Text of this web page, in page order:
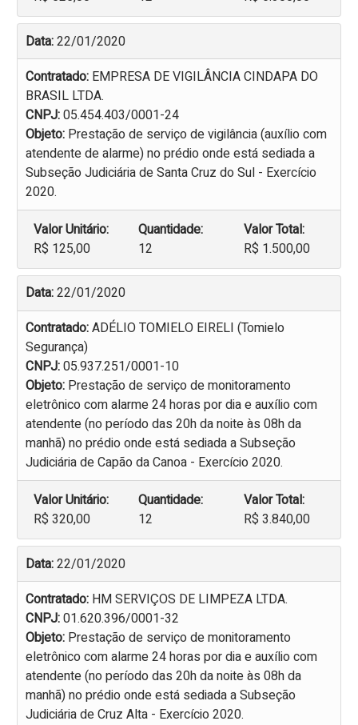
Data:22/01/2020
Contratado: EMPRESA DE VIGILÂNCIA CINDAPA DO
BRASIL LTDA.
CNPJ:05.454.403/0001-24
Objeto: Prestação de serviço de vigilância (auxílio com
atendente de alarme) no prédio onde está sediada a
Subseção Judiciária de Santa Cruz do Sul - Exercício
2020.
Valor Unitário:
R$ 125,00
Quantidade:
12
Valor Total:
R$ 1.500,00
Data:22/01/2020
Contratado:ADÉLIO TOMIELO EIRELI (Tomielo
Segurança)
CNPJ:05.937.251/0001-10
Objeto: Prestação de serviço de monitoramento
eletrônico com alarme 24 horas por dia e auxílio com
atendente (no período das 20h da noite às 08h da
manhã) no prédio onde está sediada a Subseção
Judiciária de Capão da Canoa - Exercício 2020.
Valor Unitário:
R$ 320,00
Quantidade:
12
Valor Total:
R$ 3.840,00
Data:22/01/2020
Contratado: HM SERVIÇOS DE LIMPEZA LTDA.
CNPJ:01.620.396/0001-32
Objeto: Prestação de serviço de monitoramento
eletrônico com alarme 24 horas por dia e auxílio com
atendente (no período das 20h da noite às 08h da
manhã) no prédio onde está sediada a Subseção
Judiciária de Cruz Alta - Exercício 2020.